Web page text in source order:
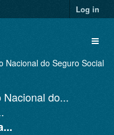
Log in
Nacional do...